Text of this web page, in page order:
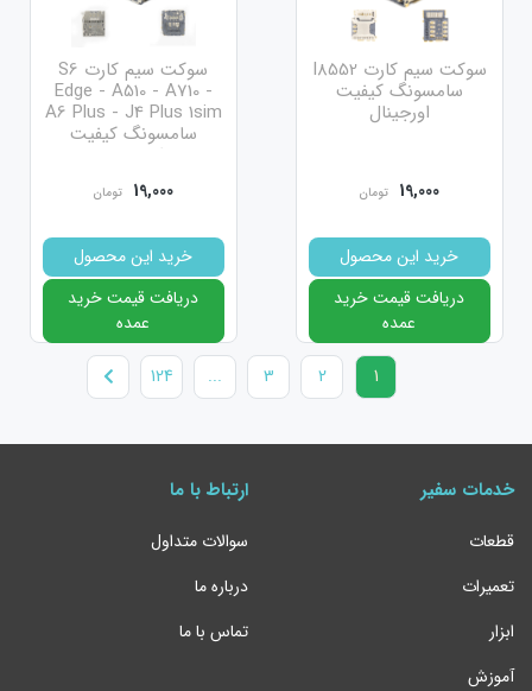
سوکت سیم کارت I8552
سامسونگ کیفیت
اورجینال
19,000 تومان
خرید این محصول
دریافت قیمت خرید
عمده
سوکت سیم کارت S6
Edge - A510 - A710 -
A6 Plus - J4 Plus 1sim
سامسونگ کیفیت
19,000 تومان
خرید این محصول
دریافت قیمت خرید
عمده
1
2
3
...
124
خدمات سفیر
قطعات
تعمیرات
ابزار
آموزش
ارتباط با ما
سوالات متداول
درباره ما
تماس با ما